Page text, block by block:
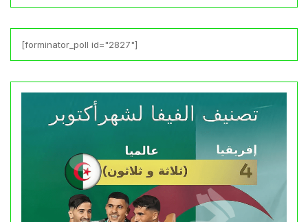
[forminator_poll id="2827"]